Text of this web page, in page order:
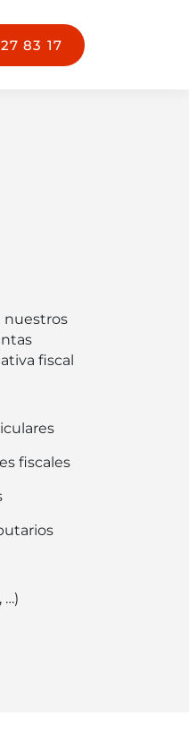
83 17
nuestros
fiscal
fiscales
…)